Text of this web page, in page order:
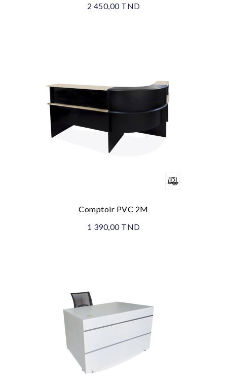
2 450,00 TND
Comptoir PVC 2M
1 390,00 TND